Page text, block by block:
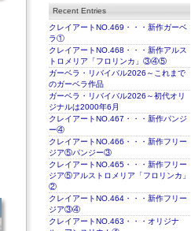
Recent Entries
クレイアートNO.469・・・新作ガーベ
ラ①
クレイアートNO.468・・・新作アルス
トロメリア「フロリンカ」③④⑤
ガーベラ・リバイバル2026～これまで
のガーベラ作品
ガーベラ・リバイバル2026～初代オリ
ジナルは2000年6月
クレイアートNO.467・・・新作パンジ
ー④
クレイアートNO.466・・・新作フリー
ジア⑤パンジー③
クレイアートNO.465・・・新作フリー
ジア⑤アルストロメリア「フロリンカ」
②
クレイアートNO.464・・・新作フリー
ジア③④
クレイアートNO.463・・・オリジナ